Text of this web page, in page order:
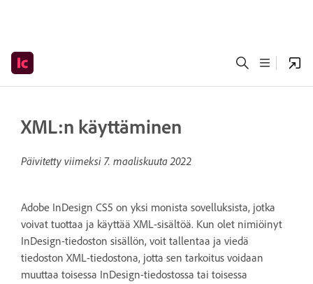
XML:n käyttäminen
Päivitetty viimeksi 7. maaliskuuta 2022
Adobe InDesign CS5 on yksi monista sovelluksista, jotka
voivat tuottaa ja käyttää XML-sisältöä. Kun olet nimiöinyt
InDesign-tiedoston sisällön, voit tallentaa ja viedä
tiedoston XML-tiedostona, jotta sen tarkoitus voidaan
muuttaa toisessa InDesign-tiedostossa tai toisessa